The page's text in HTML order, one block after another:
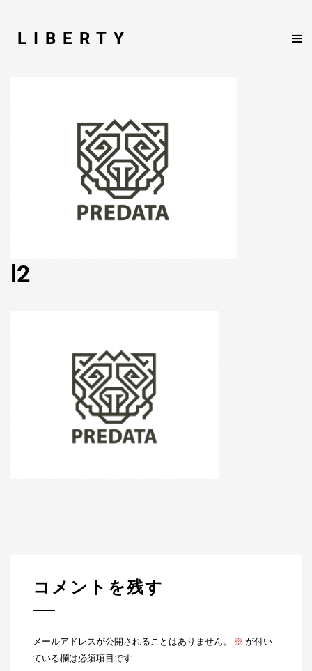
LIBERTY
l2
コメントを残す
メールアドレスが公開されることはありません。 ※ が付い
ている欄は必須項目です